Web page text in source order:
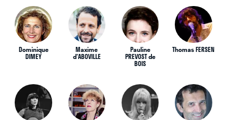
Dominique
DIMEY
Maxime
d'ABOVILLE
Pauline
PREVOST de
BOIS
Thomas FERSEN